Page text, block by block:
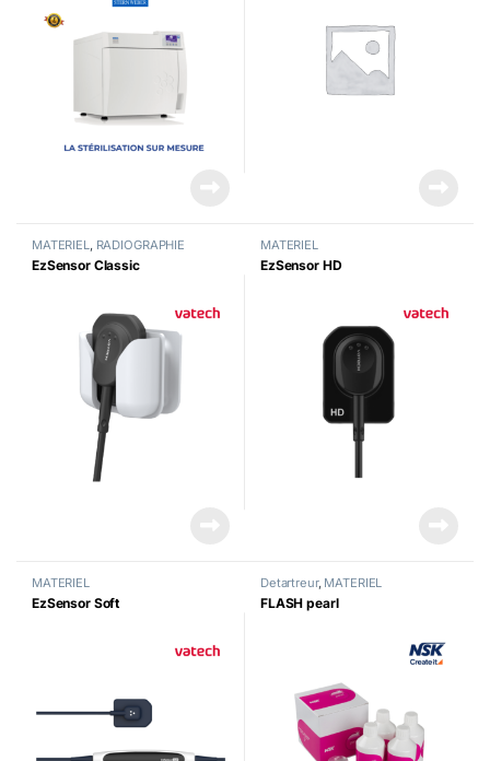
MATERIEL, RADIOGRAPHIE
EzSensor Classic
MATERIEL
EzSensor HD
MATERIEL
EzSensor Soft
Detartreur, MATERIEL
FLASH pearl